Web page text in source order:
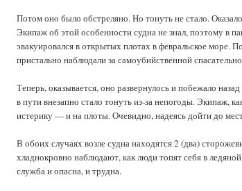
Потом оно было обстреляно. Но тонуть не стало.
Экипаж об этой особенности судна не знал, поэтому в
эвакуировался в открытых плотах в февральское море.
пристально наблюдали за самоубийственной
Теперь, оказывается, оно развернулось и побежало
в пути внезапно стало тонуть из-за непогоды. Экипаж,
истерику — и на плоты. Очевидно, надеясь дойти до
В обоих случаях возле судна находятся 2 (два)
хладнокровно наблюдают, как люди топят себя в
служба и опасна, и трудна.